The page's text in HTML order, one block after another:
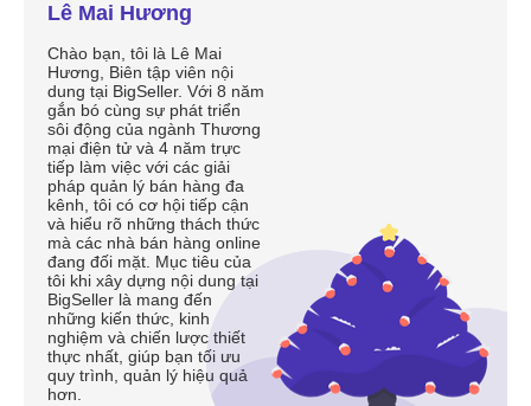
Lê Mai Hương
Chào bạn, tôi là Lê Mai
Hương, Biên tập viên nội
dung tại BigSeller. Với 8 năm
gắn bó cùng sự phát triển
sôi động của ngành Thương
mại điện tử và 4 năm trực
tiếp làm việc với các giải
pháp quản lý bán hàng đa
kênh, tôi có cơ hội tiếp cận
và hiểu rõ những thách thức
mà các nhà bán hàng online
đang đối mặt. Mục tiêu của
tôi khi xây dựng nội dung tại
BigSeller là mang đến
những kiến thức, kinh
nghiệm và chiến lược thiết
thực nhất, giúp bạn tối ưu
quy trình, quản lý hiệu quả
hơn.